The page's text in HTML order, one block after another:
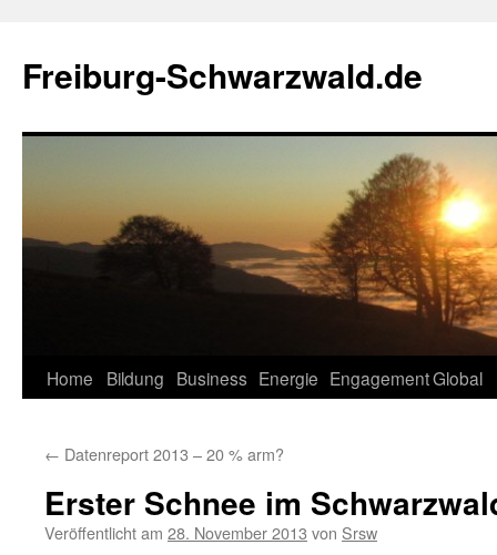
springen
Freiburg-Schwarzwald.de
Home Bildung Business Energie EngagementGlobal
← Datenreport 2013 – 20 % arm?
Erster Schnee im
Veröffentlicht am 28. November 2013 von Srsw